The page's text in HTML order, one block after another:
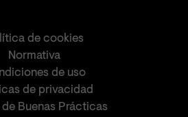
de cookies
Normativa
de uso
de privacidad
Buenas Prácticas